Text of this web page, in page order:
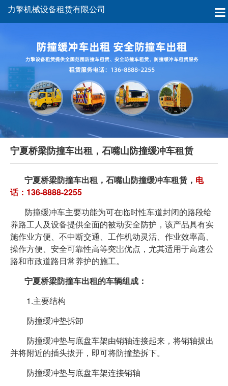
力擎机械设备租赁有限公司
宁夏桥梁防撞车出租，石嘴山防撞缓冲车租赁
宁夏桥梁防撞车出租，石嘴山防撞缓冲车租赁， 电
话：136-8888-2255
防撞缓冲车主要功能为可在临时性车道封闭的路段给
养路工人及设备提供全面的被动安全防护，该产品具有实
施作业方便、不中断交通、工作机动灵活、作业效率高、
操作方便、安全可靠性高等突岀优点，尤其适用于高速公
路和市政道路日常养护的施工。
宁夏桥梁防撞车出租的车辆组成：
1.主要结构
防撞缓冲垫拆卸
防撞缓冲垫与底盘车架由销轴连接起来，将销轴拔出
并将附近的插头拔开，即可将防撞垫拆下。
防撞缓冲垫与底盘车架连接销轴